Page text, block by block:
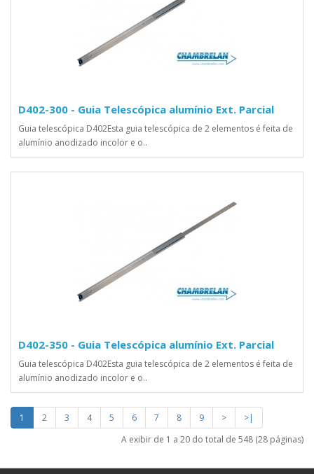
D402-300 - Guia Telescópica alumínio Ext. Parcial
Guia telescópica D402Esta guia telescópica de 2 elementos é feita de
alumínio anodizado incolor e o..
D402-350 - Guia Telescópica alumínio Ext. Parcial
Guia telescópica D402Esta guia telescópica de 2 elementos é feita de
alumínio anodizado incolor e o..
1 2 3 4 5 6 7 8 9 >
>|
A exibir de 1 a 20 do total de 548 (28 páginas)